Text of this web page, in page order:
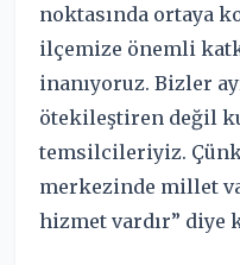
noktasında ortaya
ilçemize önemli
inanıyoruz. Bizler
ötekileştiren değil
temsilcileriyiz.
merkezinde millet
hizmet vardır” diye